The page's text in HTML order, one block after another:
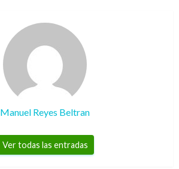
Manuel Reyes Beltran
Ver todas las entradas